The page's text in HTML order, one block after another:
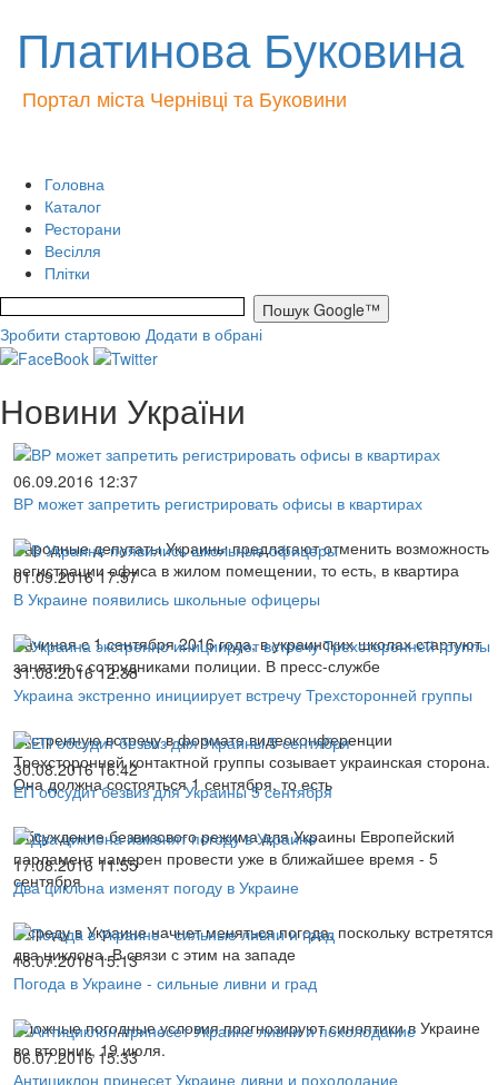
Платинова Буковина
Портал міста Чернівці та Буковини
Головна
Каталог
Ресторани
Весілля
Плітки
Зробити стартовою Додати в обрані
Новини України
06.09.2016 12:37
ВР может запретить регистрировать офисы в квартирах
Народные депутаты Украины предлагают отменить возможность
регистрации офиса в жилом помещении, то есть, в квартира
01.09.2016 17:57
В Украине появились школьные офицеры
Начиная с 1 сентября 2016 года, в украинских школах стартуют
занятия с сотрудниками полиции. В пресс-службе
31.08.2016 12:38
Украина экстренно инициирует встречу Трехсторонней группы
Экстренную встречу в формате видеоконференции
Трехсторонней контактной группы созывает украинская сторона.
Она должна состояться 1 сентября, то есть
30.08.2016 16:42
ЕП обсудит безвиз для Украины 5 сентября
Обсуждение безвизового режима для Украины Европейский
парламент намерен провести уже в ближайшее время - 5
сентября
17.08.2016 11:55
Два циклона изменят погоду в Украине
В среду в Украине начнет меняться погода, поскольку встретятся
два циклона. В связи с этим на западе
18.07.2016 15:13
Погода в Украине - сильные ливни и град
Сложные погодные условия прогнозируют синоптики в Украине
во вторник, 19 июля.
06.07.2016 15:33
Антициклон принесет Украине ливни и похолодание